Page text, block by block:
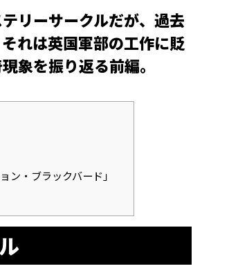
リーサークルだが、過去
れは英国軍部の工作に貶
象を振り返る前編。
ン・ブラックバード」